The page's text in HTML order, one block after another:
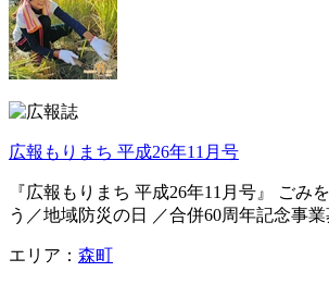
広報もりまち 平成26年11月号
『広報もりまち 平成26年11月号』 ごみ
う／地域防災の日 ／合併60周年記念事
エリア： 森町